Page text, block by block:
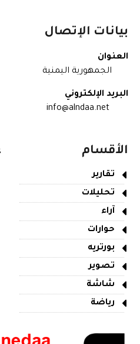
بيانات الإتصال
العنوان
الجمهورية اليمنية
البريد الإلكتروني
info@alndaa.net
الأقسام
تقارير
تحليلات
آراء
حوارات
بورتريه
تصوير
شاشة
رياضة